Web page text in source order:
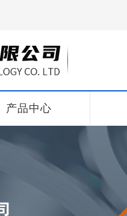
产品中心